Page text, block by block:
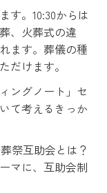
す。10:30からは
、火葬式の違
ます。葬儀の種
だけます。
ングノート」セ
て考えるきっか
祭互助会とは？
マに、互助会制